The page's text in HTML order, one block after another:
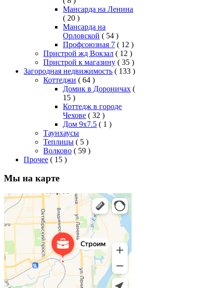
Мансарда на Ленина
( 20 )
Мансарда на
Орловской ( 54 )
Профсоюзная 7 ( 12 )
Пристрой жд Вокзал ( 12 )
Пристрой к магазину ( 35 )
Загородная недвижимость ( 133 )
Коттеджи ( 64 )
Домик в Дороничах (
15 )
Коттедж в городе
Чехове ( 32 )
Дом 9x7.5 ( 1 )
Таунхаусы
Теплицы ( 5 )
Волково ( 59 )
Прочее ( 15 )
Мы на карте